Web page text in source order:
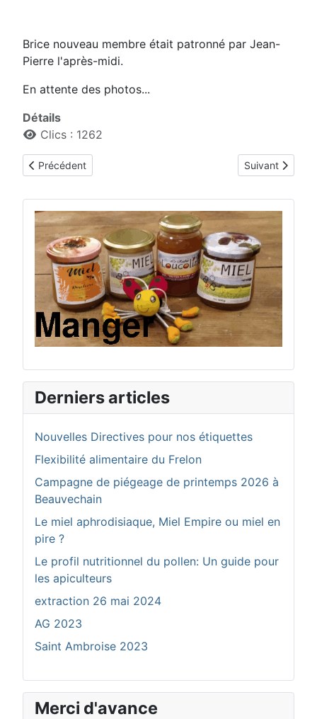
Brice nouveau membre était patronné par Jean-
Pierre l'après-midi.
En attente des photos...
Détails
Clics : 1262
Article précédent : Extraction Brice
Précédent Article suivant
Suivant
Derniers articles
Nouvelles Directives pour nos étiquettes
Flexibilité alimentaire du Frelon
Campagne de piégeage de printemps 2026 à
Beauvechain
Le miel aphrodisiaque, Miel Empire ou miel en
pire ?
Le profil nutritionnel du pollen: Un guide pour
les apiculteurs
extraction 26 mai 2024
AG 2023
Saint Ambroise 2023
Merci d'avance